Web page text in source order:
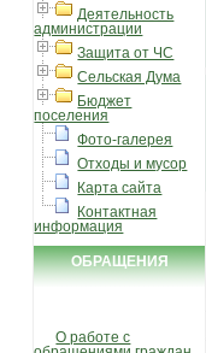
Деятельность
администрации
Защита от ЧС
Сельская Дума
Бюджет
поселения
Фото-галерея
Отходы и мусор
Карта сайта
Контактная
информация
ОБРАЩЕНИЯ
О работе с